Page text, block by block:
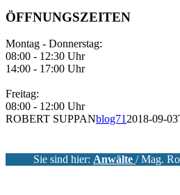
ÖFFNUNGSZEITEN
Montag - Donnerstag:
08:00 - 12:30 Uhr
14:00 - 17:00 Uhr
Freitag:
08:00 - 12:00 Uhr
ROBERT SUPPANblog712018-09-
Sie sind hier: Anwälte / Mag.